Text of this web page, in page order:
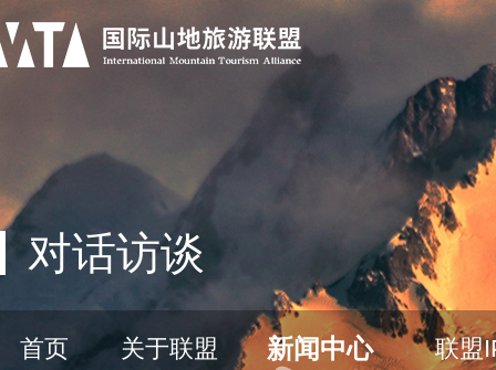
对话访谈
首页 关于联盟 新闻中心 联盟